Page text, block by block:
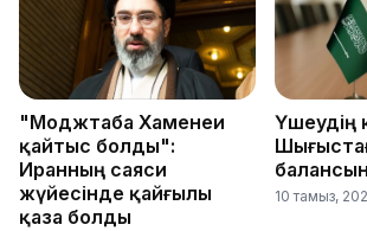
"Моджтаба Хаменеи
қайтыс болды":
Иранның саяси
жүйесінде қайғылы
қаза болды
Үшеудің
10 тамыз,